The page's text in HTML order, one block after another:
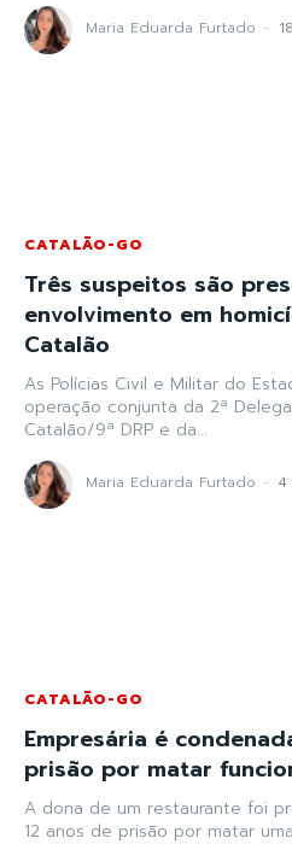
Maria Eduarda Furtado -
CATALÃO-GO
Três suspeitos são
envolvimento em
Catalão
As Polícias Civil e Militar do
operação conjunta da 2ª
Catalão/9ª DRP e da...
Maria Eduarda Furtado - 4
CATALÃO-GO
Empresária é
prisão por matar
A dona de um restaurante foi
12 anos de prisão por matar